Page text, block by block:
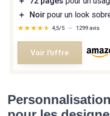
＋
Noir pour un look
★★★★★
★★★★★ 4,5/5 — 1299 avis
Voir l'offre